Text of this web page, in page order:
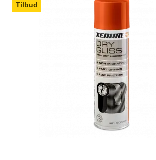
Tilbud